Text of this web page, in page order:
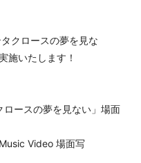
クロースの夢を見な
施いたします！
ースの夢を見ない」場面
Video 場面写